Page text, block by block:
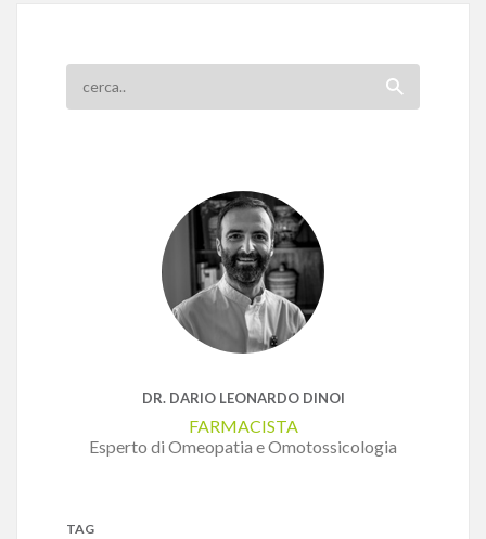
DR. DARIO LEONARDO DINOI
FARMACISTA
Esperto di Omeopatia e Omotossicologia
TAG